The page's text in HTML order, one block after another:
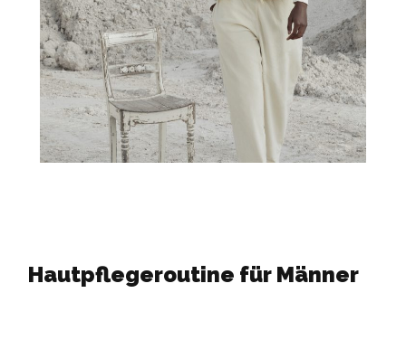
Hautpflegeroutine für Männer